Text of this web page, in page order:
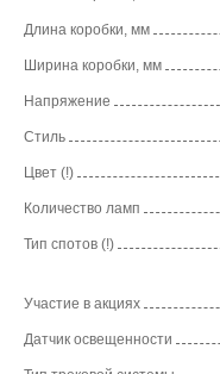
Длина коробки, мм
Ширина коробки, мм
Напряжение
Стиль
Цвет (!)
Количество ламп
Тип спотов (!)
Участие в акциях
Датчик освещенности